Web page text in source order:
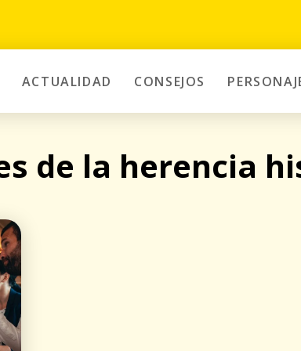
ACTUALIDAD CONSEJOS
de la herencia